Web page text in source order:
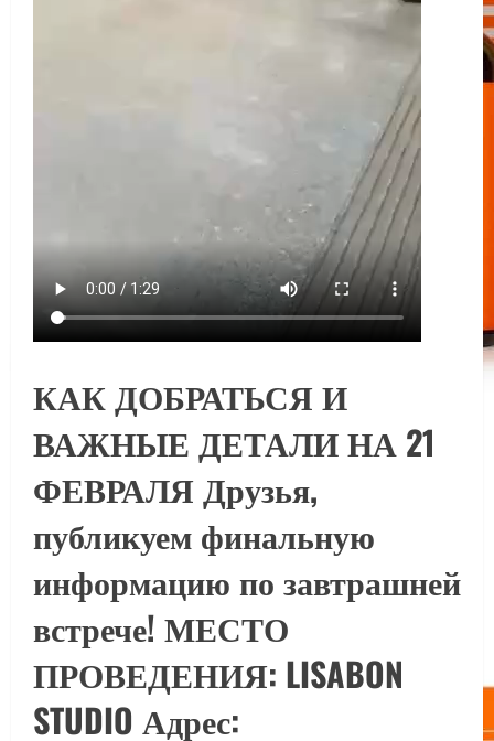
КАК ДОБРАТЬСЯ И
ВАЖНЫЕ ДЕТАЛИ НА 21
ФЕВРАЛЯ Друзья,
публикуем финальную
информацию по завтрашней
встрече! МЕСТО
ПРОВЕДЕНИЯ: LISABON
STUDIO Адрес: